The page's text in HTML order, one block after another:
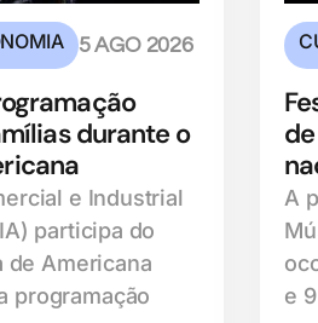
5 AGO 2026
durante o
e Industrial
participa do
de Americana
programação
A
e